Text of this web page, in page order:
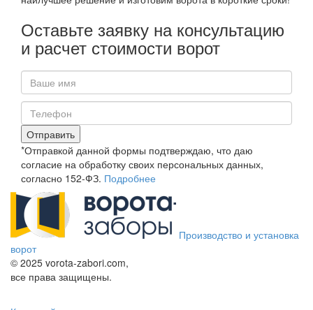
Оставьте заявку на консультацию
и расчет стоимости ворот
Отправить
*Отправкой данной формы подтверждаю, что даю
согласие на обработку своих персональных данных,
согласно 152-ФЗ. Подробнее
Производство и установка
ворот
© 2025 vorota-zabori.com,
все права защищены.